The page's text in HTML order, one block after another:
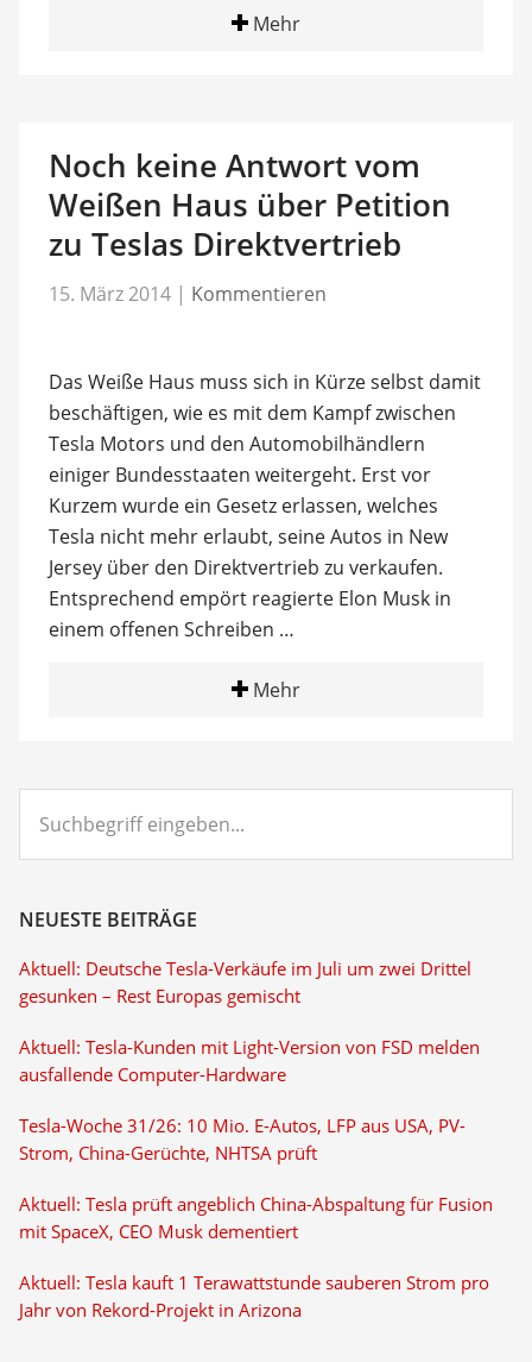
Mehr
Noch keine Antwort vom
Weißen Haus über Petition
zu Teslas Direktvertrieb
15. März 2014 | Kommentieren
Das Weiße Haus muss sich in Kürze selbst damit
beschäftigen, wie es mit dem Kampf zwischen
Tesla Motors und den Automobilhändlern
einiger Bundesstaaten weitergeht. Erst vor
Kurzem wurde ein Gesetz erlassen, welches
Tesla nicht mehr erlaubt, seine Autos in New
Jersey über den Direktvertrieb zu verkaufen.
Entsprechend empört reagierte Elon Musk in
einem offenen Schreiben …
Mehr
eingeben...
NEUESTE BEITRÄGE
Aktuell: Deutsche Tesla-Verkäufe im Juli um zwei Drittel
gesunken – Rest Europas gemischt
Aktuell: Tesla-Kunden mit Light-Version von FSD melden
ausfallende Computer-Hardware
Tesla-Woche 31/26: 10 Mio. E-Autos, LFP aus USA, PV-
Strom, China-Gerüchte, NHTSA prüft
Aktuell: Tesla prüft angeblich China-Abspaltung für Fusion
mit SpaceX, CEO Musk dementiert
Aktuell: Tesla kauft 1 Terawattstunde sauberen Strom pro
Jahr von Rekord-Projekt in Arizona